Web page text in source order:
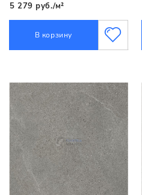
5 279 руб./м²
В корзину